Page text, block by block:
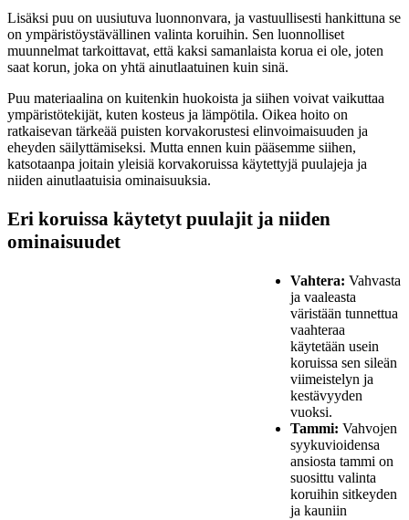
Lisäksi puu on uusiutuva luonnonvara, ja vastuullisesti hankittuna se
on ympäristöystävällinen valinta koruihin. Sen luonnolliset
muunnelmat tarkoittavat, että kaksi samanlaista korua ei ole, joten
saat korun, joka on yhtä ainutlaatuinen kuin sinä.
Puu materiaalina on kuitenkin huokoista ja siihen voivat vaikuttaa
ympäristötekijät, kuten kosteus ja lämpötila. Oikea hoito on
ratkaisevan tärkeää puisten korvakorustesi elinvoimaisuuden ja
eheyden säilyttämiseksi. Mutta ennen kuin pääsemme siihen,
katsotaanpa joitain yleisiä korvakoruissa käytettyjä puulajeja ja
niiden ainutlaatuisia ominaisuuksia.
Eri koruissa käytetyt puulajit ja niiden
ominaisuudet
Vahtera: Vahvasta
ja vaaleasta
väristään tunnettua
vaahteraa
käytetään usein
koruissa sen sileän
viimeistelyn ja
kestävyyden
vuoksi.
Tammi: Vahvojen
syykuvioidensa
ansiosta tammi on
suosittu valinta
koruihin sitkeyden
ja kauniin